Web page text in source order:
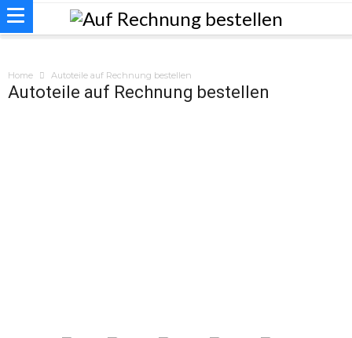
Home Autoteile auf Rechnung bestellen
Autoteile auf Rechnung bestellen